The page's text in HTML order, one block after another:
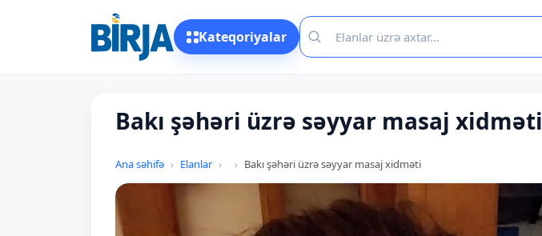
Kateqoriyalar
Bakı şəhəri üzrə səyyar masaj xidməti
Ana səhifə Elanlar Bakı şəhəri üzrə səyyar masaj xidməti